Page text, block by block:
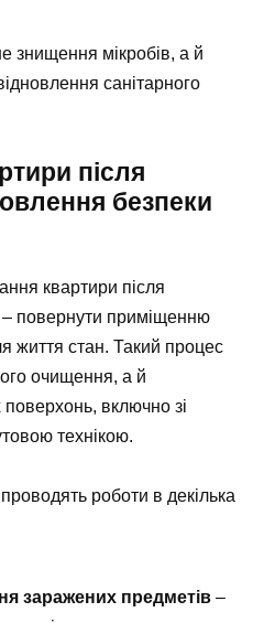
знищення мікробів, а й
санітарного
після
безпеки
квартири після
повернути приміщенню
життя стан. Такий процес
очищення, а й
поверхонь, включно зі
технікою.
роботи в декілька
заражених предметів –